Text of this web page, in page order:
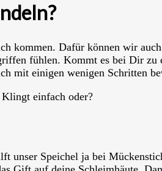
kommen. Dafür können wir
fühlen. Kommt es bei Dir zu
mit einigen wenigen Schritten
einfach oder?
unser Speichel ja bei